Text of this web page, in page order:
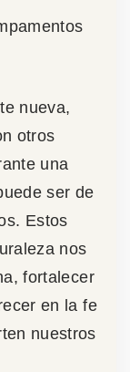
nueva,
otros
una
ser de
Estos
nos
fortalecer
en la fe
nuestros